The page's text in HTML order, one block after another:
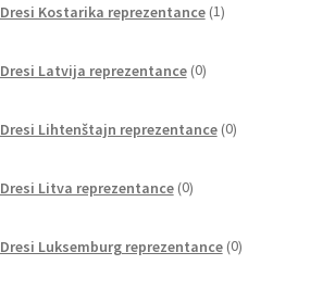
Dresi Kostarika reprezentance 1izdelek
Dresi Latvija reprezentance 0izdelkov
Dresi Lihtenštajn reprezentance 0izdelkov
Dresi Litva reprezentance 0izdelkov
Dresi Luksemburg reprezentance 0izdelkov